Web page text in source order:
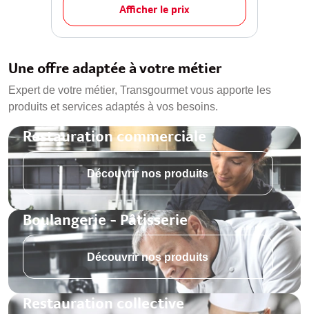
Afficher le prix
Une offre adaptée à votre métier
Expert de votre métier, Transgourmet vous apporte les
produits et services adaptés à vos besoins.
Restauration commerciale
Découvrir nos produits
Boulangerie - Pâtisserie
Découvrir nos produits
Restauration collective